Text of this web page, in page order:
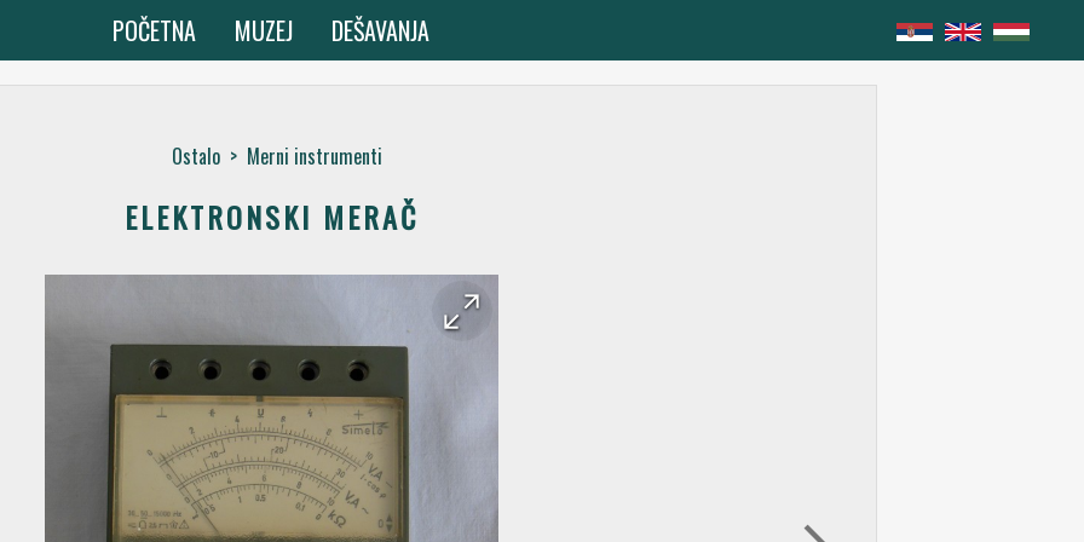
POČETNA MUZEJ DEŠAVANJA
Ostalo > Merni instrumenti
ELEKTRONSKI MERAČ
arrow_back
arrow_forward